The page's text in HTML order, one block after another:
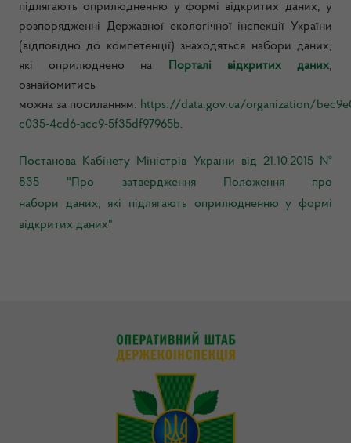
підлягають оприлюдненню у формі відкритих даних, у
розпорядженні Державної екологічної інспекції України
(відповідно до компетенції) знаходяться набори даних,
якіоприлюднено на Порталі відкритих даних,
ознайомитись
можна за посиланням: https://data.gov.ua/organization/
c035-4cd6-acc9-5f35df97965b.
Постанова Кабінету Міністрів України від 21.10.2015 №
835 "П ро затвердження Положення про
набори даних, які підлягають оприлюдненнюу формі
відкритих даних"